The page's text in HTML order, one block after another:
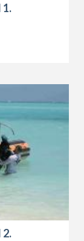
1.
2.